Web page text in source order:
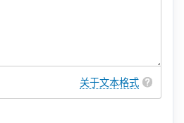
关于文本格式